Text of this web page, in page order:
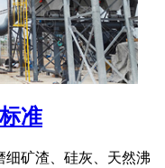
准
矿渣、硅灰、天然沸